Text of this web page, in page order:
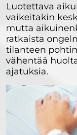
Luotettava
vaikeitakin
mutta
ratkaista
tilanteen
vähentää
ajatuksia.